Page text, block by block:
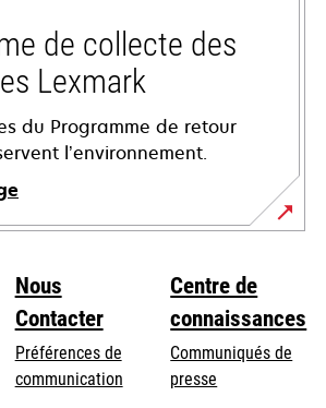
de collecte des
Lexmark
du Programme de retour
l’environnement.
Nous
Contacter
Préférences de
communication
Centre de
connaissances
Communiqués de
presse